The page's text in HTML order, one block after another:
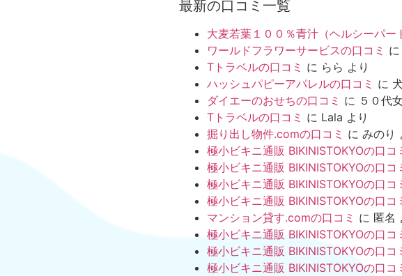
最新の口コミ一覧
大麦若葉１００％青汁（ヘルシーパー
ワールドフラワーサービスの口コミ に
Tトラベルの口コミ に らら より
ハッシュパピーアパレルの口コミ に
ダイエーのおせちの口コミ に ５０代
Tトラベルの口コミ に Lala より
掘り出し物件.comの口コミ に みのり
極小ビキニ通販 BIKINISTOKYOの口コ
極小ビキニ通販 BIKINISTOKYOの口コ
極小ビキニ通販 BIKINISTOKYOの口コ
極小ビキニ通販 BIKINISTOKYOの口コ
マンション貸す.comの口コミ に 匿名
極小ビキニ通販 BIKINISTOKYOの口コ
極小ビキニ通販 BIKINISTOKYOの口コ
極小ビキニ通販 BIKINISTOKYOの口コ